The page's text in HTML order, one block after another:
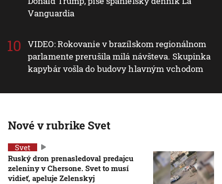
Vanguardia
VIDEO: Rokovanie v brazílskom regionálnom
parlamente prerušila milá návšteva. Skupinka
kapybár vošla do budovy hlavným vchodom
Nové v rubrike Svet
Svet
Ruský dron prenasledoval predajcu
zeleniny v Chersone. Svet to musí
vidieť, apeluje Zelenskyj